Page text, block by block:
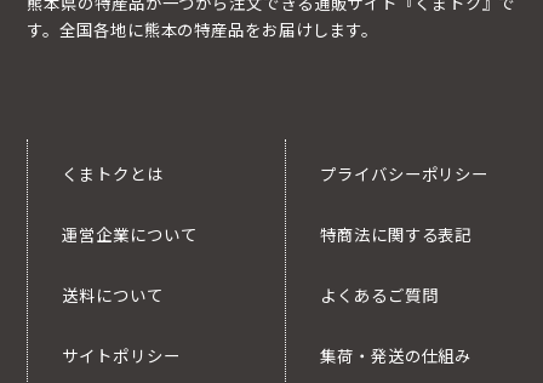
す。全国各地に熊本の特産品をお届けします。
くまトクとは
運営企業について
送料について
サイトポリシー
プライバシーポリシー
特商法に関する表記
よくあるご質問
集荷・発送の仕組み